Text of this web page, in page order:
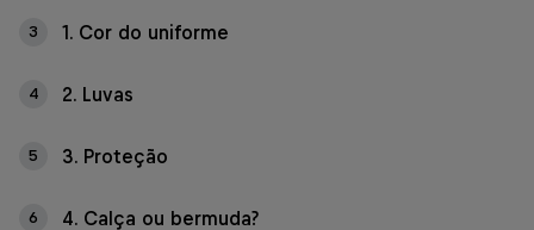
3 1. Cor do uniforme
4 2. Luvas
5 3. Proteção
6 4. Calça ou bermuda?